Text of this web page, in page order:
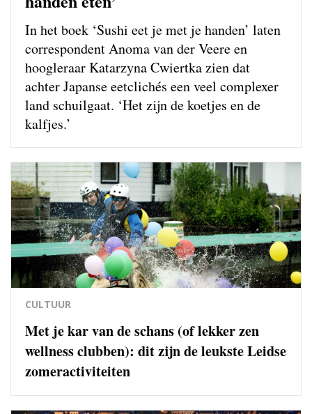
In het boek ‘Sushi eet je met je handen’ laten
correspondent Anoma van der Veere en
hoogleraar Katarzyna Cwiertka zien dat
achter Japanse eetclichés een veel complexer
land schuilgaat. ‘Het zijn de koetjes en de
kalfjes.’
CULTUUR
Met je kar van de schans (of lekker zen
wellness clubben): dit zijn de leukste Leidse
zomeractiviteiten